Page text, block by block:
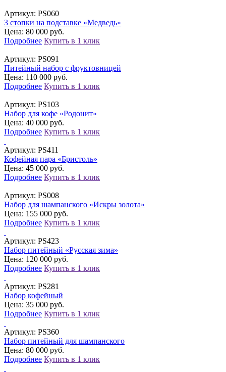
Артикул: PS060
3 стопки на подставке «Медведь»
Цена: 80 000 руб.
Подробнее Купить в 1 клик
Артикул: PS091
Питейный набор с фруктовницей
Цена: 110 000 руб.
Подробнее Купить в 1 клик
Артикул: PS103
Набор для кофе «Родонит»
Цена: 40 000 руб.
Подробнее Купить в 1 клик
Артикул: PS411
Кофейная пара «Бристоль»
Цена: 45 000 руб.
Подробнее Купить в 1 клик
Артикул: PS008
Набор для шампанского «Искры золота»
Цена: 155 000 руб.
Подробнее Купить в 1 клик
Артикул: PS423
Набор питейный «Русская зима»
Цена: 120 000 руб.
Подробнее Купить в 1 клик
Артикул: PS281
Набор кофейный
Цена: 35 000 руб.
Подробнее Купить в 1 клик
Артикул: PS360
Набор питейный для шампанского
Цена: 80 000 руб.
Подробнее Купить в 1 клик